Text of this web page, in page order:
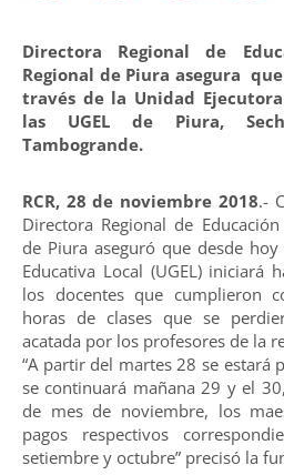
Directora Regional de
Regional de Piura asegura
través de la Unidad
las UGEL de Piura,
Tambogrande.
RCR, 28 de noviembre 2018.-
Directora Regional de
de Piura aseguró que desde
Educativa Local (UGEL) iniciará
los docentes que cumplieron
horas de clases que se
acatada por los profesores de la
“A partir del martes 28 se estará
se continuará mañana 29 y el
de mes de noviembre, los
pagos respectivos
setiembre y octubre” precisó la